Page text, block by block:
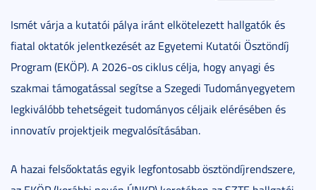
Ismét várja a kutatói pálya iránt elkötelezett hallgatók és
fiatal oktatók jelentkezését az Egyetemi Kutatói Ösztöndíj
Program (EKÖP). A 2026-os ciklus célja, hogy anyagi és
szakmai támogatással segítse a Szegedi Tudományegyetem
legkiválóbb tehetségeit tudományos céljaik elérésében és
innovatív projektjeik megvalósításában.
A hazai felsőoktatás egyik legfontosabb ösztöndíjrendszere,